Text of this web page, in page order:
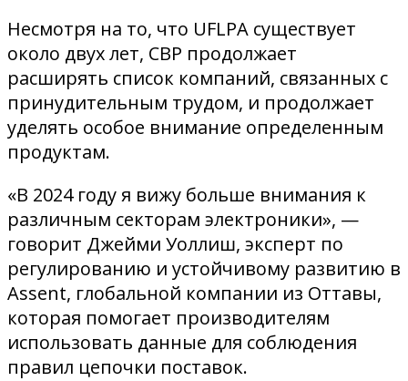
Несмотря на то, что UFLPA существует
около двух лет, CBP продолжает
расширять список компаний, связанных с
принудительным трудом, и продолжает
уделять особое внимание определенным
продуктам.
«В 2024 году я вижу больше внимания к
различным секторам электроники», —
говорит Джейми Уоллиш, эксперт по
регулированию и устойчивому развитию в
Assent, глобальной компании из Оттавы,
которая помогает производителям
использовать данные для соблюдения
правил цепочки поставок.